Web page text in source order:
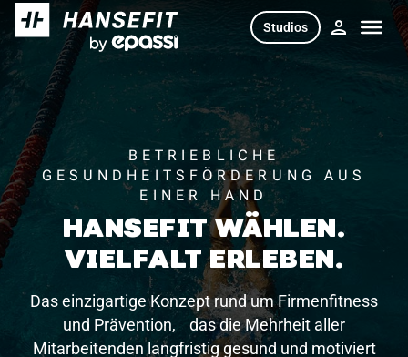
content
Studios
BETRIEBLICHE
GESUNDHEITSFÖRDERUNG AUS
EINER HAND
HANSEFIT WÄHLEN.
VIELFALT ERLEBEN.
Das einzigartige Konzept rund um Firmenfitness
und Prävention, das die Mehrheit aller
Mitarbeitenden langfristig gesund und motiviert